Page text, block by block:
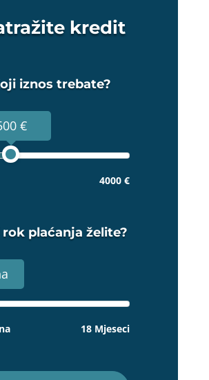
kredit
iznos trebate?
€
4000 €
rok plaćanja želite?
18 Mjeseci